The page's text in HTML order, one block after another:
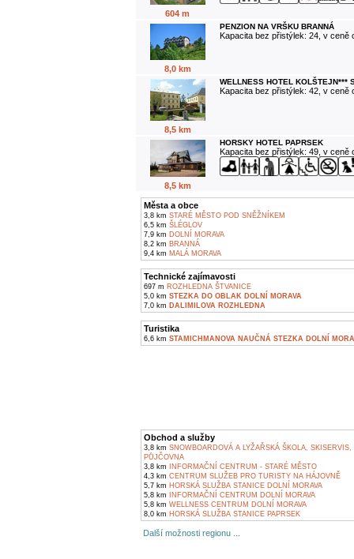
604 m
8,0 km
PENZION NA VRŠKU BRANNÁ
Kapacita bez přistýlek: 24, v ceně
8,5 km
WELLNESS HOTEL KOLŠTEJN***
Kapacita bez přistýlek: 42, v ceně
8,5 km
HORSKY HOTEL PAPRSEK
Kapacita bez přistýlek: 49, v ceně
Města a obce
3,8 km STARÉ MĚSTO POD SNĚŽNÍKEM
6,5 km ŠLÉGLOV
7,9 km DOLNÍ MORAVA
8,2 km BRANNÁ
9,4 km MALÁ MORAVA
Technické zajímavosti
697 m ROZHLEDNA ŠTVANICE
5,0 km STEZKA DO OBLAK DOLNÍ MORAVA
7,0 km DALIMILOVA ROZHLEDNA
Turistika
6,6 km STAMICHMANOVA NAUČNÁ STEZKA DOLNÍ
Obchod a služby
3,8 km SNOWBOARDOVÁ A LYŽAŘSKÁ ŠKOLA, SKISERVIS,
PŮJČOVNA
3,8 km INFORMAČNÍ CENTRUM - STARÉ MĚSTO
4,3 km CENTRUM SLUŽEB PRO TURISTY NA HÁJOVNĚ
5,7 km HORSKÁ SLUŽBA STANICE DOLNÍ MORAVA
5,8 km INFORMAČNÍ CENTRUM DOLNÍ MORAVA
5,8 km WELLNESS CENTRUM DOLNÍ MORAVA
8,0 km HORSKÁ SLUŽBA STANICE PAPRSEK
Další možnosti regionu ...